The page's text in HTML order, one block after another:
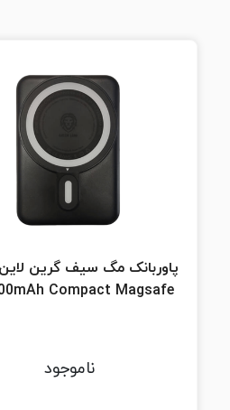
پاوربانک مگ سیف گرین
Compact Magsafe
ناموجود